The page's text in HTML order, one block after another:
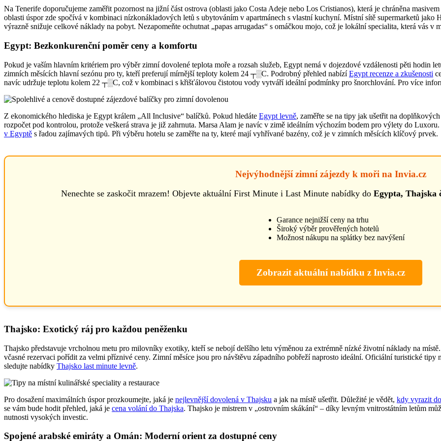
Na Tenerife doporučujeme zaměřit pozornost na jižní část ostrova (oblasti jako Costa Adeje nebo Los Cristianos), která je chráněna
oblasti úspor zde spočívá v kombinaci nízkonákladových letů s ubytováním v apartmánech s vlastní kuchyní. Místní sítě supermarketů
výrazně snižuje celkové náklady na pobyt. Nezapomeňte ochutnat „papas arrugadas“ s omáčkou mojo, což je lokální specialita, která vás v
Egypt: Bezkonkurenční poměr ceny a komfortu
Pokud je vaším hlavním kritériem pro výběr zimní dovolené teplota moře a rozsah služeb, Egypt nemá v dojezdové vzdálenosti pěti hodin
zimních měsících hlavní sezónu pro ty, kteří preferují mírnější teploty kolem 24 ┬░C. Podrobný přehled nabízíEgypt recenze a zkušenosti
navíc udržuje teplotu kolem 22 ┬░C, což v kombinaci s křišťálovou čistotou vody vytváří ideální podmínky pro šnorchlování. Pro více
Z ekonomického hlediska je Egypt králem „All Inclusive“ balíčků. Pokud hledáte Egypt levně, zaměřte se na tipy jak ušetřit na
rozpočet pod kontrolou, protože veškerá strava je již zahrnuta. Marsa Alam je navíc v zimě ideálním výchozím bodem pro výlety do
v Egyptě s řadou zajímavých tipů. Při výběru hotelu se zaměřte na ty, které mají vyhřívané bazény, což je v zimních měsících klíčový prvek.
Nejvýhodnější zimní zájezdy k moři na Invia.cz
Nenechte se zaskočit mrazem! Objevte aktuální First Minute i Last Minute nabídky do Egypta, Thajska
Garance nejnižší ceny na trhu
Široký výběr prověřených hotelů
Možnost nákupu na splátky bez navýšení
Zobrazit aktuální nabídku z Invia.cz
Thajsko: Exotický ráj pro každou peněženku
Thajsko představuje vrcholnou metu pro milovníky exotiky, kteří se nebojí delšího letu výměnou za extrémně nízké životní náklady na
včasné rezervaci pořídit za velmi příznivé ceny. Zimní měsíce jsou pro návštěvu západního pobřeží naprosto ideální. Oficiální turistické tipy
sledujte nabídky Thajsko last minute levně.
Pro dosažení maximálních úspor prozkoumejte, jaká je nejlevnější dovolená v Thajsku a jak na místě ušetřit. Důležité je vědět, kdy vyrazit
se vám bude hodit přehled, jaká je cena volání do Thajska. Thajsko je mistrem v „ostrovním skákání“ – díky levným vnitrostátním letům
nutnosti vysokých investic.
Spojené arabské emiráty a Omán: Moderní orient za dostupné ceny